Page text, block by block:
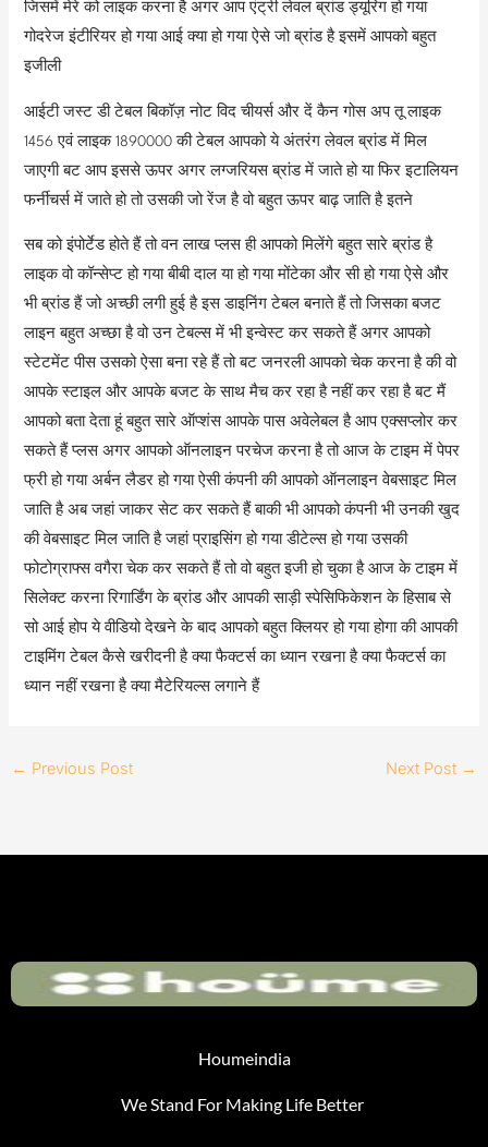
जिसमें मेरे को लाइक करना है अगर आप एंट्री लेवल ब्रांड ड्यूरिंग हो गया
गोदरेज इंटीरियर हो गया आई क्या हो गया ऐसे जो ब्रांड है इसमें आपको बहुत
इजीली
आईटी जस्ट डी टेबल बिकॉज़ नोट विद चीयर्स और दें कैन गोस अप तू लाइक
1456 एवं लाइक 1890000 की टेबल आपको ये अंतरंग लेवल ब्रांड में मिल
जाएगी बट आप इससे ऊपर अगर लग्जरियस ब्रांड में जाते हो या फिर इटालियन
फर्नीचर्स में जाते हो तो उसकी जो रेंज है वो बहुत ऊपर बाढ़ जाति है इतने
सब को इंपोर्टेड होते हैं तो वन लाख प्लस ही आपको मिलेंगे बहुत सारे ब्रांड है
लाइक वो कॉन्सेप्ट हो गया बीबी दाल या हो गया मोंटेका और सी हो गया ऐसे और
भी ब्रांड हैं जो अच्छी लगी हुई है इस डाइनिंग टेबल बनाते हैं तो जिसका बजट
लाइन बहुत अच्छा है वो उन टेबल्स में भी इन्वेस्ट कर सकते हैं अगर आपको
स्टेटमेंट पीस उसको ऐसा बना रहे हैं तो बट जनरली आपको चेक करना है की वो
आपके स्टाइल और आपके बजट के साथ मैच कर रहा है नहीं कर रहा है बट मैं
आपको बता देता हूं बहुत सारे ऑप्शंस आपके पास अवेलेबल है आप एक्सप्लोर कर
सकते हैं प्लस अगर आपको ऑनलाइन परचेज करना है तो आज के टाइम में पेपर
फ्री हो गया अर्बन लैडर हो गया ऐसी कंपनी की आपको ऑनलाइन वेबसाइट मिल
जाति है अब जहां जाकर सेट कर सकते हैं बाकी भी आपको कंपनी भी उनकी खुद
की वेबसाइट मिल जाति है जहां प्राइसिंग हो गया डीटेल्स हो गया उसकी
फोटोग्राफ्स वगैरा चेक कर सकते हैं तो वो बहुत इजी हो चुका है आज के टाइम में
सिलेक्ट करना रिगार्डिंग के ब्रांड और आपकी साड़ी स्पेसिफिकेशन के हिसाब से
सो आई होप ये वीडियो देखने के बाद आपको बहुत क्लियर हो गया होगा की आपकी
टाइमिंग टेबल कैसे खरीदनी है क्या फैक्टर्स का ध्यान रखना है क्या फैक्टर्स का
ध्यान नहीं रखना है क्या मैटेरियल्स लगाने हैं
← Previous Post Next Post →
Houmeindia
We Stand For Making Life Better